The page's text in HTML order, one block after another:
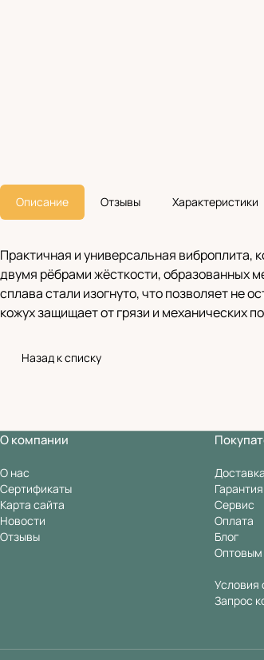
Описание Отзывы Характеристики
Практичная и универсальная виброплита,
двумя рёбрами жёсткости, образованных
сплава стали изогнуто, что позволяет не
кожух защищает от грязи и механических
Назад к списку
О компании
О нас
Сертификаты
Карта сайта
Новости
Отзывы
Доставка
Гарантия
Сервис
Оплата
Блог
Оптовым
Условия
Запрос